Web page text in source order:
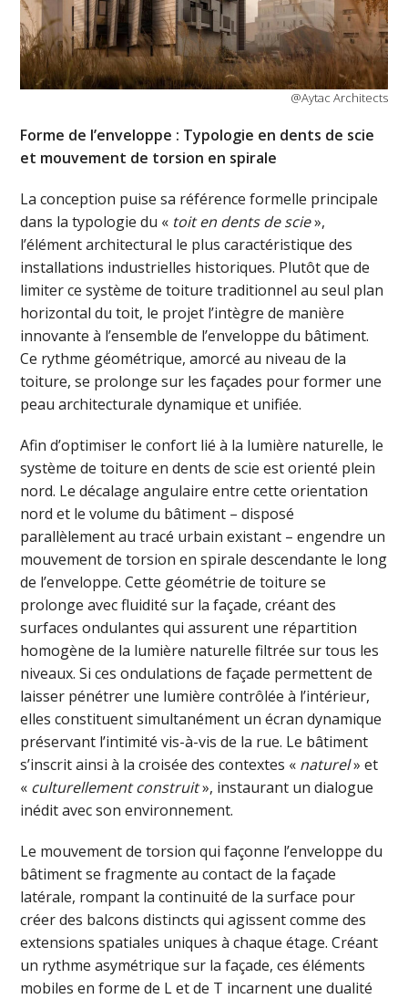
@Aytac Architects
Forme de l’enveloppe : Typologie en dents de scie
et mouvement de torsion en spirale
La conception puise sa référence formelle principale
dans la typologie du « toit en dents de scie»,
l’élément architectural le plus caractéristique des
installations industrielles historiques. Plutôt que de
limiter ce système de toiture traditionnel au seul plan
horizontal du toit, le projet l’intègre de manière
innovante à l’ensemble de l’enveloppe du bâtiment.
Ce rythme géométrique, amorcé au niveau de la
toiture, se prolonge sur les façades pour former une
peau architecturale dynamique et unifiée.
Afin d’optimiser le confort lié à la lumière naturelle, le
système de toiture en dents de scie est orienté plein
nord. Le décalage angulaire entre cette orientation
nord et le volume du bâtiment – disposé
parallèlement au tracé urbain existant – engendre un
mouvement de torsion en spirale descendante le long
de l’enveloppe. Cette géométrie de toiture se
prolonge avec fluidité sur la façade, créant des
surfaces ondulantes qui assurent une répartition
homogène de la lumière naturelle filtrée sur tous les
niveaux. Si ces ondulations de façade permettent de
laisser pénétrer une lumière contrôlée à l’intérieur,
elles constituent simultanément un écran dynamique
préservant l’intimité vis-à-vis de la rue. Le bâtiment
s’inscrit ainsi à la croisée des contextes « naturel» et
« culturellement construit», instaurant un dialogue
inédit avec son environnement.
Le mouvement de torsion qui façonne l’enveloppe du
bâtiment se fragmente au contact de la façade
latérale, rompant la continuité de la surface pour
créer des balcons distincts qui agissent comme des
extensions spatiales uniques à chaque étage. Créant
un rythme asymétrique sur la façade, ces éléments
mobiles en forme de L et de T incarnent une dualité